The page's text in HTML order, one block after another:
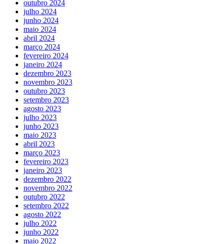
outubro 2024
julho 2024
junho 2024
maio 2024
abril 2024
março 2024
fevereiro 2024
janeiro 2024
dezembro 2023
novembro 2023
outubro 2023
setembro 2023
agosto 2023
julho 2023
junho 2023
maio 2023
abril 2023
março 2023
fevereiro 2023
janeiro 2023
dezembro 2022
novembro 2022
outubro 2022
setembro 2022
agosto 2022
julho 2022
junho 2022
maio 2022